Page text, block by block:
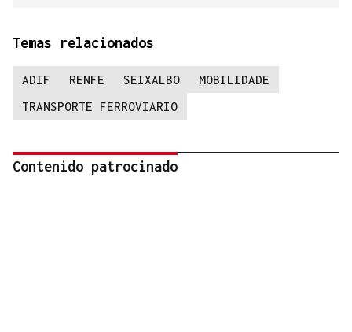
Temas relacionados
ADIF RENFE SEIXALBO
MOBILIDADE
TRANSPORTE FERROVIARIO
Contenido patrocinado